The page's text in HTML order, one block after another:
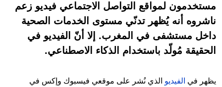
مستخدمون لمواقع التواصل الاجتماعي فيديو زعم
ناشروه أنه يُظهر تدنّي مستوى الخدمات الصحية
داخل مستشفى في المغرب. إلا أنّ الفيديو في
الحقيقة مُولّد باستخدام الذكاء الاصطناعي.
يظهر في الفيديو الذي نُشر على موقعي فيسبوك وإكس في